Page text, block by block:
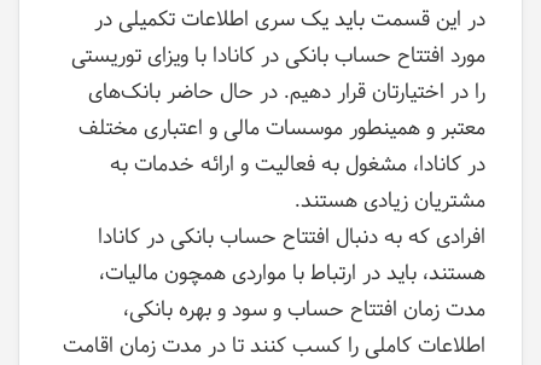
در این قسمت باید یک سری اطلاعات تکمیلی در
مورد افتتاح حساب بانکی در کانادا با ویزای توریستی
را در اختیارتان قرار دهیم. در حال حاضر بانک‌های
معتبر و همینطور موسسات مالی و اعتباری مختلف
در کانادا، مشغول به فعالیت و ارائه خدمات به
مشتریان زیادی هستند.
افرادی که به دنبال افتتاح حساب بانکی در کانادا
هستند، باید در ارتباط با مواردی همچون مالیات،
مدت زمان افتتاح حساب و سود و بهره بانکی،
اطلاعات کاملی را کسب کنند تا در مدت زمان اقامت